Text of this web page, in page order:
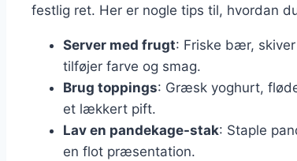
festlig ret. Her er nogle tips til, hvordan
Server med frugt: Friske bær,
tilføjer farve og smag.
Brug toppings: Græsk yoghurt,
et lækkert pift.
Lav en pandekage-stak: Staple
en flot præsentation.